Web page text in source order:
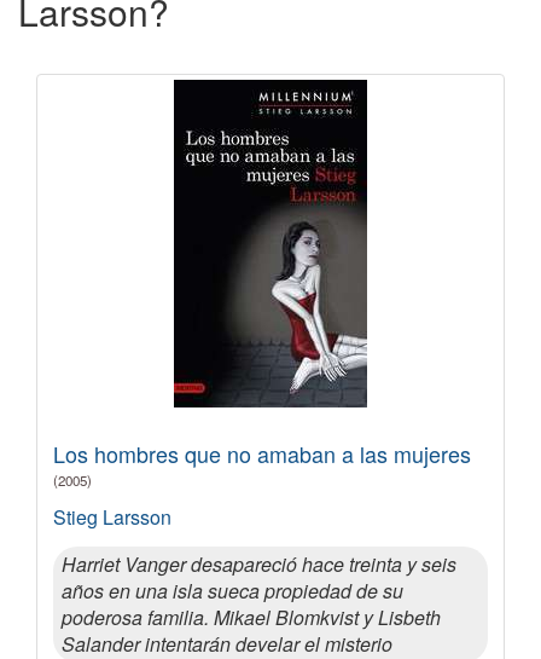
Larsson?
Los hombres que no amaban a las mujeres
(2005)
Stieg Larsson
Harriet Vanger desapareció hace treinta y seis
años en una isla sueca propiedad de su
poderosa familia. Mikael Blomkvist y Lisbeth
Salander intentarán develar el misterio